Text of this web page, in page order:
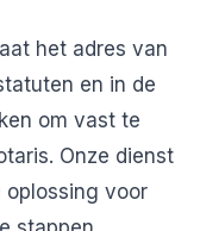
het adres van
en in de
om vast te
Onze dienst
oplossing voor